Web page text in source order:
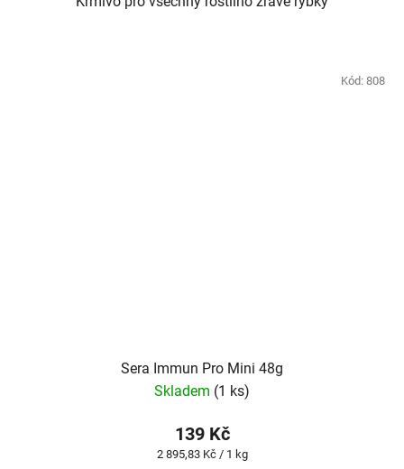
Sera Immun Pro Mini 48g
Skladem (1 ks)
139 Kč
Měrná
2 895,83 Kč / 1 kg
Kód: 808